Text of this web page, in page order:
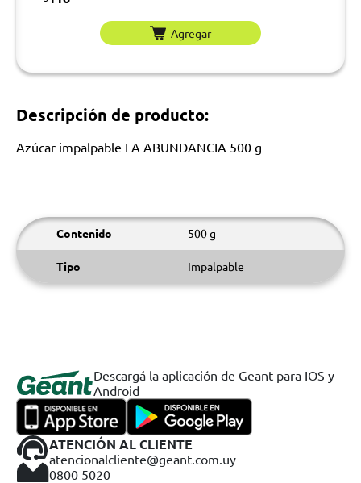
Agregar
Descripción de producto:
Azúcar impalpable LA ABUNDANCIA 500 g
Contenido 500 g
Tipo Impalpable
Descargá la aplicación de Geant para IOS y
Android
ATENCIÓN AL CLIENTE
atencionalcliente@geant.com.uy
0800 5020